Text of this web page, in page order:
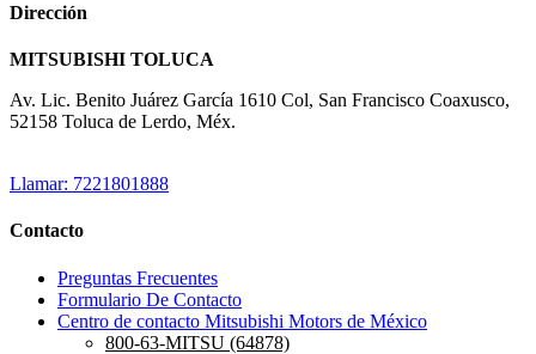
Dirección
MITSUBISHI TOLUCA
Av. Lic. Benito Juárez García 1610 Col, San Francisco Coaxusco,
52158 Toluca de Lerdo, Méx.
Llamar: 7221801888
Contacto
Preguntas Frecuentes
Formulario De Contacto
Centro de contacto Mitsubishi Motors de México
800-63-MITSU (64878)